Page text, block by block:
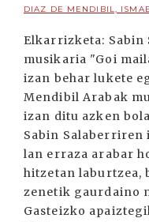
DIAZ DE MENDIBIL,
Elkarrizketa: Sabin
musikaria "Goi
izan behar lukete
Mendibil Arabak
izan ditu azken
Sabin Salaberriren
lan erraza arabar
hitzetan laburtzea,
zenetik gaurdaino
Gasteizko